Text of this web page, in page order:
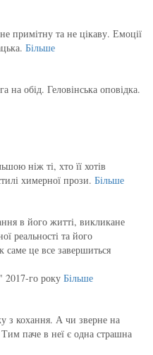
примітну та не цікаву. Емоції
Більше
на обід. Геловінська оповідка.
ніж ті, хто її хотів
химерної прози. Більше
в його житті, викликане
реальності та його
саме це все завершиться
2017-го року Більше
з кохання. А чи зверне на
Тим паче в неї є одна страшна